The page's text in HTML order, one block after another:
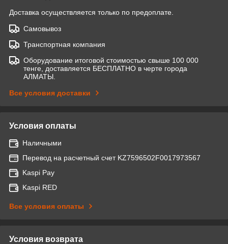
Доставка осуществляется только по предоплате.
Самовывоз
Транспортная компания
Оборудование итоговой стоимостью свыше 100 000
тенге, доставляется БЕСПЛАТНО в черте города
АЛМАТЫ.
Все условия доставки
Условия оплаты
Наличными
Перевод на расчетный счет KZ7596502F0017973567
Kaspi Pay
Kaspi RED
Все условия оплаты
Условия возврата